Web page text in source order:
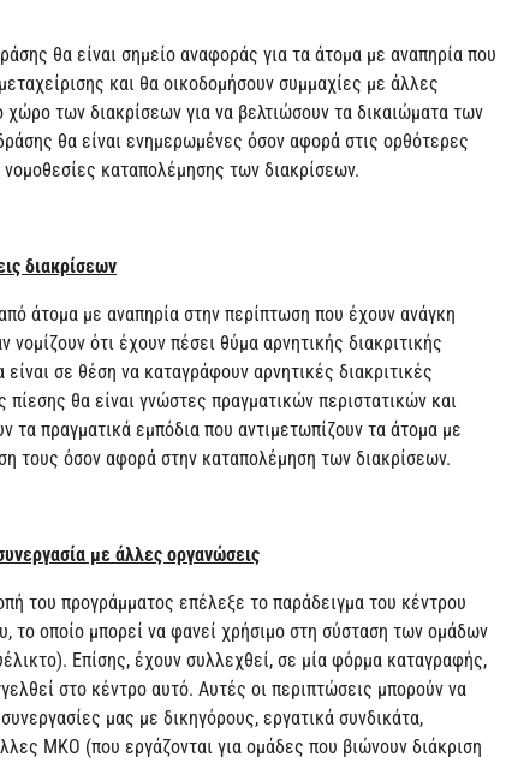
θα είναι σημείο αναφοράς για τα άτομα με αναπηρία που
και θα οικοδομήσουν συμμαχίες με άλλες
χώρο των διακρίσεων για να βελτιώσουν τα δικαιώματα των
θα είναι ενημερωμένες όσον αφορά στις ορθότερες
καταπολέμησης των διακρίσεων.
διακρίσεων
άτομα με αναπηρία στην περίπτωση που έχουν ανάγκη
ότι έχουν πέσει θύμα αρνητικής διακριτικής
σε θέση να καταγράφουν αρνητικές διακριτικές
θα είναι γνώστες πραγματικών περιστατικών και
τα πραγματικά εμπόδια που αντιμετωπίζουν τα άτομα με
τους όσον αφορά στην καταπολέμηση των διακρίσεων.
με άλλες οργανώσεις
του προγράμματος επέλεξε το παράδειγμα του κέντρου
το οποίο μπορεί να φανεί χρήσιμο στη σύσταση των ομάδων
Επίσης, έχουν συλλεχθεί, σε μία φόρμα καταγραφής,
στο κέντρο αυτό. Αυτές οι περιπτώσεις μπορούν να
μας με δικηγόρους, εργατικά συνδικάτα,
ΜΚΟ (που εργάζονται για ομάδες που βιώνουν διάκριση